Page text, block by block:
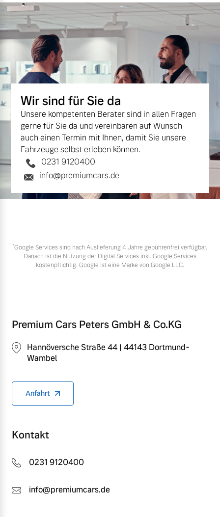
Wir sind für Sie da
Unsere kompetenten Berater sind in allen Fragen
gerne für Sie da und vereinbaren auf Wunsch
auch einen Termin mit Ihnen, damit Sie unsere
Fahrzeuge selbst erleben können.
0231 9120400
info@premiumcars.de
*Google Services sind nach Auslieferung 4 Jahre gebührenfrei verfügbar.
Danach ist die Nutzung der Digital Services inkl. Google Services
kostenpflichtig. Google ist eine Marke von Google LLC.
Premium Cars Peters GmbH & Co.KG
Hannöversche Straße 44 | 44143 Dortmund-
Wambel
Anfahrt
Kontakt
0231 9120400
info@premiumcars.de